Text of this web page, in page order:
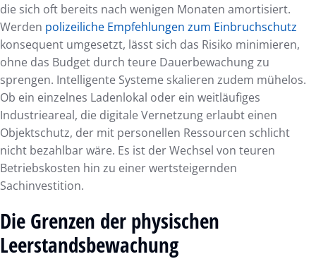
die sich oft bereits nach wenigen Monaten amortisiert.
Werden polizeiliche Empfehlungen zum Einbruchschutz
konsequent umgesetzt, lässt sich das Risiko minimieren,
ohne das Budget durch teure Dauerbewachung zu
sprengen. Intelligente Systeme skalieren zudem mühelos.
Ob ein einzelnes Ladenlokal oder ein weitläufiges
Industrieareal, die digitale Vernetzung erlaubt einen
Objektschutz, der mit personellen Ressourcen schlicht
nicht bezahlbar wäre. Es ist der Wechsel von teuren
Betriebskosten hin zu einer wertsteigernden
Sachinvestition.
Die Grenzen der physischen
Leerstandsbewachung